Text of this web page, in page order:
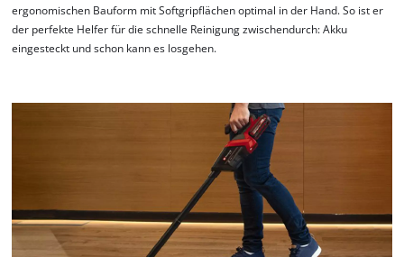
ergonomischen Bauform mit Softgripflächen optimal in der Hand. So ist er
der perfekte Helfer für die schnelle Reinigung zwischendurch: Akku
eingesteckt und schon kann es losgehen.